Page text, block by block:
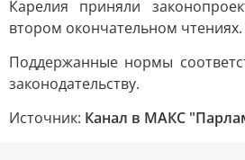
Карелия приняли
втором окончательном чтениях.
Поддержанные нормы
законодательству.
Источник: Канал в МАКС